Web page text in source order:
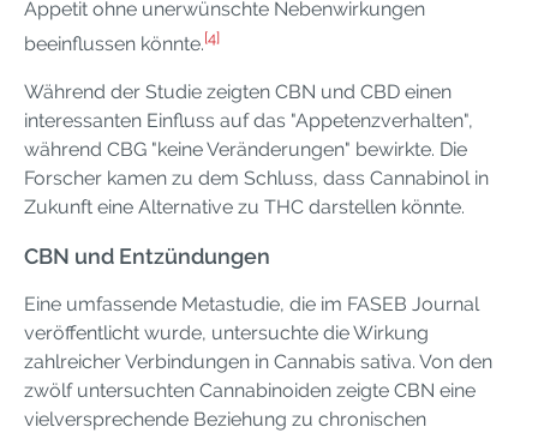
Appetit ohne unerwünschte Nebenwirkungen
beeinflussen könnte.[4]
Während der Studie zeigten CBN und CBD einen
interessanten Einfluss auf das "Appetenzverhalten",
während CBG "keine Veränderungen" bewirkte. Die
Forscher kamen zu dem Schluss, dass Cannabinol in
Zukunft eine Alternative zu THC darstellen könnte.
CBN und Entzündungen
Eine umfassende Metastudie, die im FASEB Journal
veröffentlicht wurde, untersuchte die Wirkung
zahlreicher Verbindungen in Cannabis sativa. Von den
zwölf untersuchten Cannabinoiden zeigte CBN eine
vielversprechende Beziehung zu chronischen